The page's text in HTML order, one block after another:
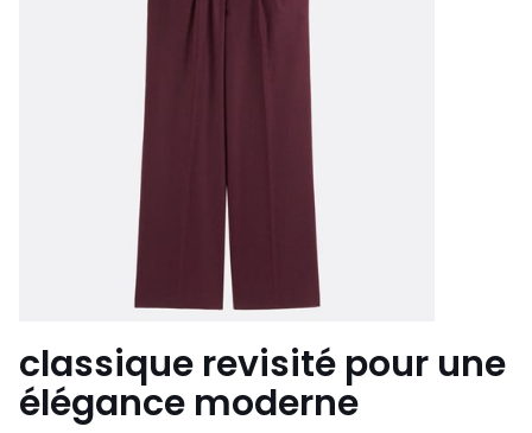
classique revisité pour une
élégance moderne